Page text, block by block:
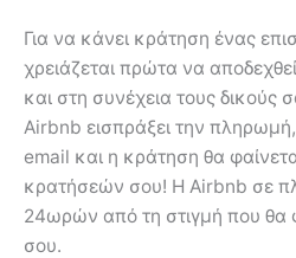
Για να κάνει κράτηση ένας
χρειάζεται πρώτα να
και στη συνέχεια τους δικούς
Airbnb εισπράξει την πληρωμή,
email και η κράτηση θα
κρατήσεών σου! Η Airbnb σε
24ωρών από τη στιγμή που θα
σου.